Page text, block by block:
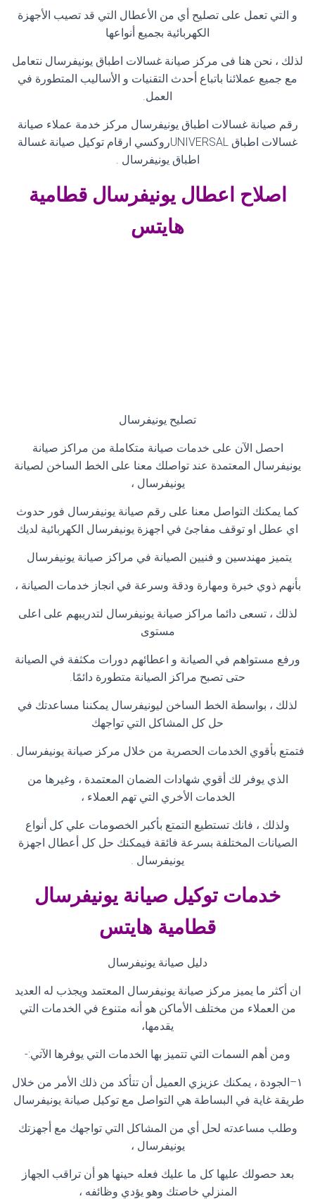
و التي تعمل على تصليح أي من الأعطال التي قد تصيب الأجهزة
الكهربائية بجميع أنواعها
لذلك ، نحن هنا فى مركز صيانة غسالات اطباق يونيفرسال نتعامل
مع جميع عملائنا باتباع أحدث التقنيات و الأساليب المتطورة في
العمل
رقم صيانة غسالات اطباق يونيفرسال مركز خدمة عملاء صيانة
غسالات اطباق
روكسي ارقام توكيل صيانة غسالة
اطباق يونيفرسال
اصلاح اعطال يونيفرسال قطامية
هايتس
تصليح يونيفرسال
احصل الآن على خدمات صيانة متكاملة من مراكز صيانة
يونيفرسال المعتمدة عند تواصلك معنا على الخط الساخن لصيانة
يونيفرسال ،
كما يمكنك التواصل معنا على رقم صيانة يونيفرسال فور حدوث
اي عطل او توقف مفاجئ في اجهزة يونيفرسال الكهربائية لديك
يتميز مهندسين و فنيين الصيانة في مراكز صيانة يونيفرسال
بأنهم ذوي خبرة ومهارة ودقة وسرعة في انجاز خدمات الصيانة ،
لذلك ، تسعى دائما مراكز صيانة يونيفرسال لتدريبهم على اعلى
مستوى
ورفع مستواهم في الصيانة و اعطائهم دورات مكثفة في الصيانة
حتى تصبح مراكز الصيانة متطورة دائمًا
لذلك ، بواسطة الخط الساخن ليونيفرسال يمكننا مساعدتك في
حل كل المشاكل التي تواجهك
فتمتع بأقوي الخدمات الحصرية من خلال مركز صيانة يونيفرسال
الذي يوفر لك أقوي شهادات الضمان المعتمدة ، وغيرها من
الخدمات الأخري التي تهم العملاء ،
ولذلك ، فانك تستطيع التمتع بأكبر الخصومات علي كل أنواع
الصيانات المختلفة بسرعة فائقة فيمكنك حل كل أعطال اجهزة
يونيفرسال
خدمات توكيل صيانة يونيفرسال
قطامية هايتس
دليل صيانة يونيفرسال
ان أكثر ما يميز مركز صيانة يونيفرسال المعتمد ويجذب له العديد
من العملاء من مختلف الأماكن هو أنه متنوع في الخدمات التي
يقدمها،
ومن أهم السمات التي تتميز بها الخدمات التي يوفرها الآتي:-
١–الجودة ، يمكنك عزيزي العميل أن تتأكد من ذلك الأمر من خلال
طريقة غاية في البساطة هي التواصل مع توكيل صيانة يونيفرسال
وطلب مساعدته لحل أي من المشاكل التي تواجهك مع أجهزتك
يونيفرسال ،
بعد حصولك عليها كل ما عليك فعله حينها هو أن تراقب الجهاز
المنزلي خاصتك وهو يؤدي وظائفه ،